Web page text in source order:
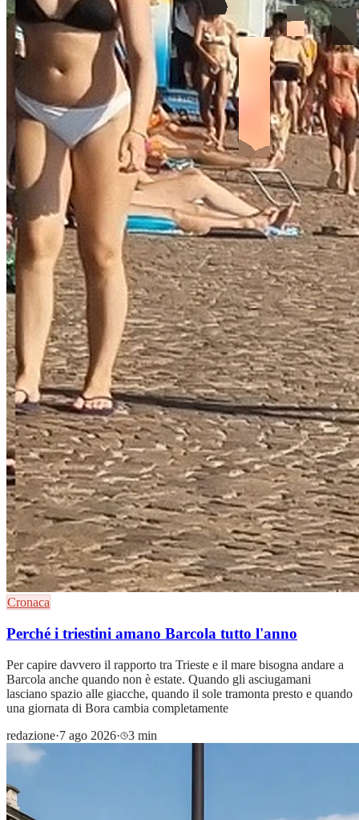
Cronaca
Perché i triestini amano Barcola tutto l'anno
Per capire davvero il rapporto tra Trieste e il mare bisogna andare a
Barcola anche quando non è estate. Quando gli asciugamani
lasciano spazio alle giacche, quando il sole tramonta presto e quando
una giornata di Bora cambia completamente
redazione·7 ago 2026· 3 min